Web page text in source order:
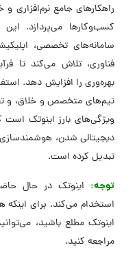
راهکارهای جامع نرم‌افزاری
کسب‌وکارها می‌پردازد.
سامانه‌های تخصصی،
فناوری، تلاش می‌کند تا
بهره‌وری را افزایش دهد.
تیم‌های متخصص و خلاق، و
ویژگی‌های بارز اینوتک است
دیجیتالی شدن،
تبدیل کرده است.
توجه:
استخدام می‌کند. برای
اینوتک مطلع باشید،
مراجعه کنید.